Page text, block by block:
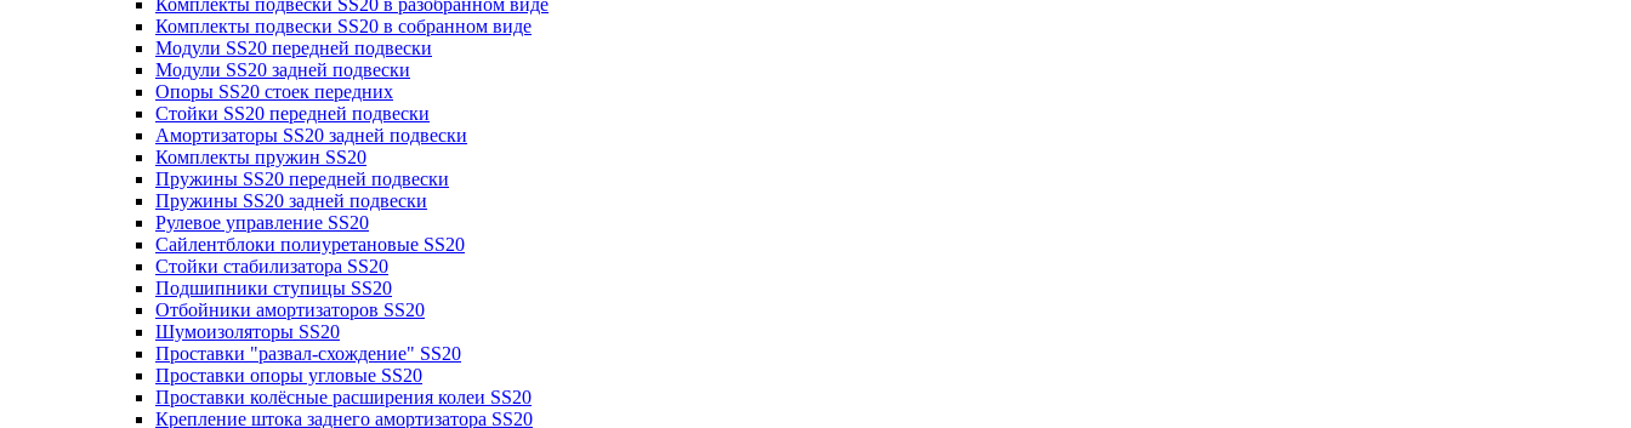
Комплекты подвески SS20 в разобранном виде
Комплекты подвески SS20 в собранном виде
Модули SS20 передней подвески
Модули SS20 задней подвески
Опоры SS20 стоек передних
Стойки SS20 передней подвески
Амортизаторы SS20 задней подвески
Комплекты пружин SS20
Пружины SS20 передней подвески
Пружины SS20 задней подвески
Рулевое управление SS20
Сайлентблоки полиуретановые SS20
Стойки стабилизатора SS20
Подшипники ступицы SS20
Отбойники амортизаторов SS20
Шумоизоляторы SS20
Проставки "развал-схождение" SS20
Проставки опоры угловые SS20
Проставки колёсные расширения колеи SS20
Крепление штока заднего амортизатора SS20